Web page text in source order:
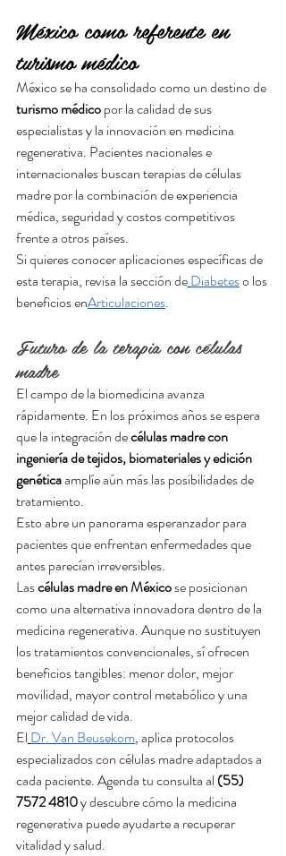
México como referente en
turismo médico
México se ha consolidado como un destino de
turismo médico por la calidad de sus
especialistas y la innovación en medicina
regenerativa. Pacientes nacionales e
internacionales buscan terapias de células
madre por la combinación de experiencia
médica, seguridad y costos competitivos
frente a otros países.
Si quieres conocer aplicaciones específicas de
esta terapia, revisa la sección deDiabetes o los
beneficios enArticulaciones.
Futuro de la terapia con células
madre
El campo de la biomedicina avanza
rápidamente. En los próximos años se espera
que la integración de células madre con
ingeniería de tejidos, biomateriales y edición
genética amplíe aún más las posibilidades de
tratamiento.
Esto abre un panorama esperanzador para
pacientes que enfrentan enfermedades que
antes parecían irreversibles.
Las células madre en México se posicionan
como una alternativa innovadora dentro de la
medicina regenerativa. Aunque no sustituyen
los tratamientos convencionales, sí ofrecen
beneficios tangibles: menor dolor, mejor
movilidad, mayor control metabólico y una
mejor calidad de vida.
El Dr. Van Beusekom, aplica protocolos
especializados con células madre adaptados a
cada paciente. Agenda tu consulta al (55)
7572 4810 y descubre cómo la medicina
regenerativa puede ayudarte a recuperar
vitalidad y salud.